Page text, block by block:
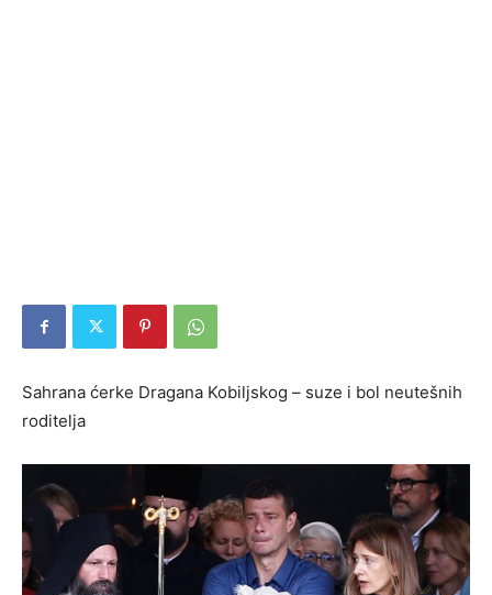
Sahrana ćerke Dragana Kobiljskog – suze i bol neutešnih
roditelja